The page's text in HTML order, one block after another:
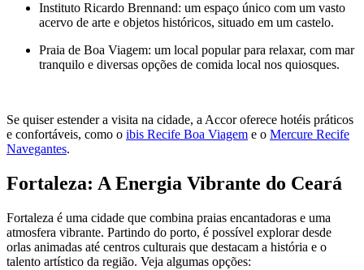
Instituto Ricardo Brennand: um espaço único com um vasto
acervo de arte e objetos históricos, situado em um castelo.
Praia de Boa Viagem: um local popular para relaxar, com mar
tranquilo e diversas opções de comida local nos quiosques.
Se quiser estender a visita na cidade, a Accor oferece hotéis práticos
e confortáveis, como o ibis Recife Boa Viagem e o Mercure Recife
Navegantes.
Fortaleza: A Energia Vibrante do Ceará
Fortaleza é uma cidade que combina praias encantadoras e uma
atmosfera vibrante. Partindo do porto, é possível explorar desde
orlas animadas até centros culturais que destacam a história e o
talento artístico da região. Veja algumas opções: